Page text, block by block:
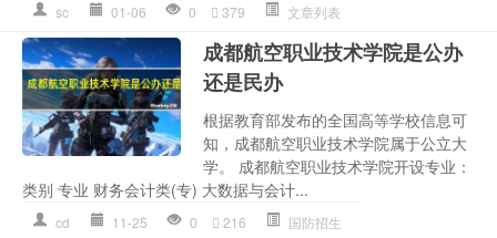
sc 01-06 0 379 文章列表
成都航空职业技术学院是公办
还是民办
根据教育部发布的全国高等学校信息可
知，成都航空职业技术学院属于公立大
学。 成都航空职业技术学院开设专业：
类别 专业 财务会计类(专) 大数据与会计...
cd 11-25 0 216 国防招生